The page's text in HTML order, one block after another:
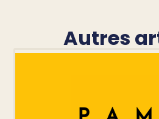
Autres